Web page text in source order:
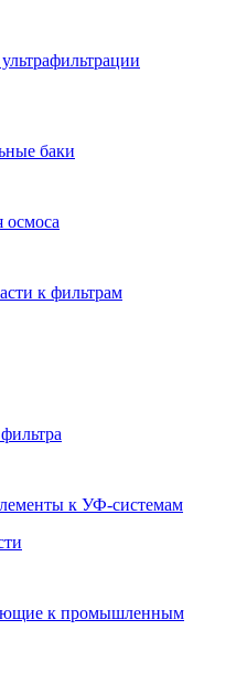
баки
осмоса
к фильтрам
к УФ-системам
к промышленным